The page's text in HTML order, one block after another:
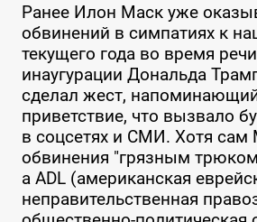
Ранее Илон Маск уже
обвинений в симпатиях к
текущего года во время
инаугурации Дональда
сделал жест,
приветствие, что вызвало
в соцсетях и СМИ. Хотя сам
обвинения "грязным
а ADL (американская
неправительственная